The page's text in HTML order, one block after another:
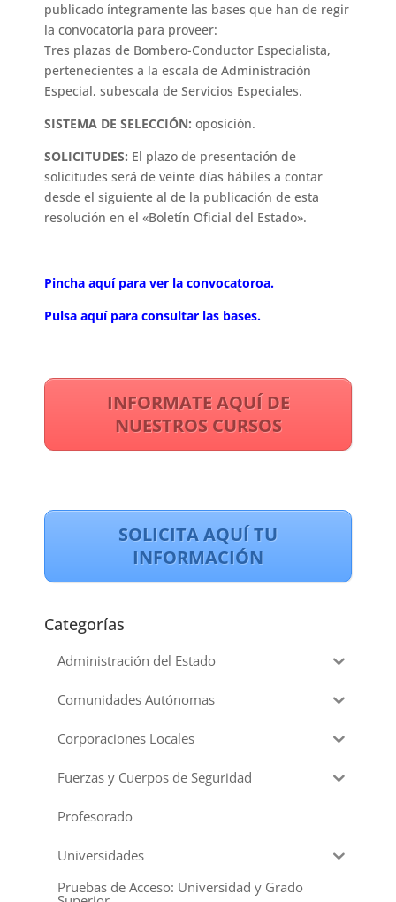
publicado íntegramente las bases que han de regir
la convocatoria para proveer:
Tres plazas de Bombero-Conductor Especialista,
pertenecientes a la escala de Administración
Especial, subescala de Servicios Especiales.
SISTEMA DE SELECCIÓN: oposición.
SOLICITUDES: El plazo de presentación de
solicitudes será de veinte días hábiles a contar
desde el siguiente al de la publicación de esta
resolución en el «Boletín Oficial del Estado».
Pincha aquí para ver la convocatoroa.
Pulsa aquí para consultar las bases.
INFORMATE AQUÍ DE
NUESTROS CURSOS
SOLICITA AQUÍ TU
INFORMACIÓN
Categorías
Administración del Estado
Comunidades Autónomas
Corporaciones Locales
Fuerzas y Cuerpos de Seguridad
Profesorado
Universidades
Pruebas de Acceso: Universidad y Grado